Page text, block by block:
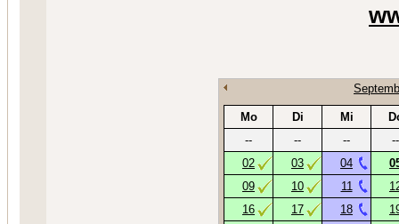
Mo Di Mi
--
-- --
--
02
03 04
09
10 11
16
17 18